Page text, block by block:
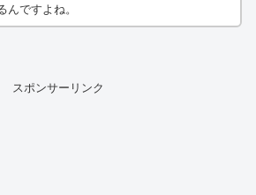
んですよね。
スポンサーリンク